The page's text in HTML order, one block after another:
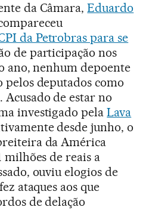
da Câmara,Eduardo
da Petrobras para se
de participação nos
ano, nenhum depoente
deputados como
. Acusado de estar no
investigado pelaLava
desde junho, o
da América
milhões de reais a
ouviu elogios de
ataques aos que
de delação